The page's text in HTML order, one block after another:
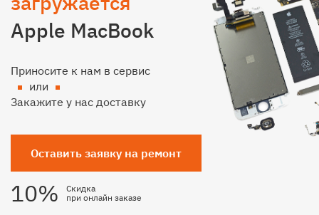
Apple MacBook
Приносите к нам в сервис
или
Закажите у нас доставку
Оставить заявку на ремонт
10%
Скидка
при онлайн заказе